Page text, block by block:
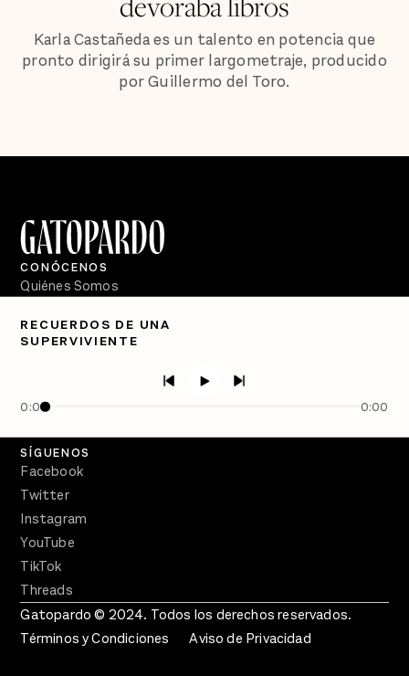
Karla Castañeda es un talento en potencia que
pronto dirigirá su primer largometraje, producido
por Guillermo del Toro.
RECUERDOS DE UNA
SUPERVIVIENTE
0:00 0:00
CONÓCENOS
Quiénes Somos
PÓDCASTS
Crecer en Distopía
SÍGUENOS
Facebook
Twitter
Instagram
YouTube
TikTok
Threads
Gatopardo © 2024. Todos los derechos reservados.
Términos y Condiciones
Aviso de Privacidad